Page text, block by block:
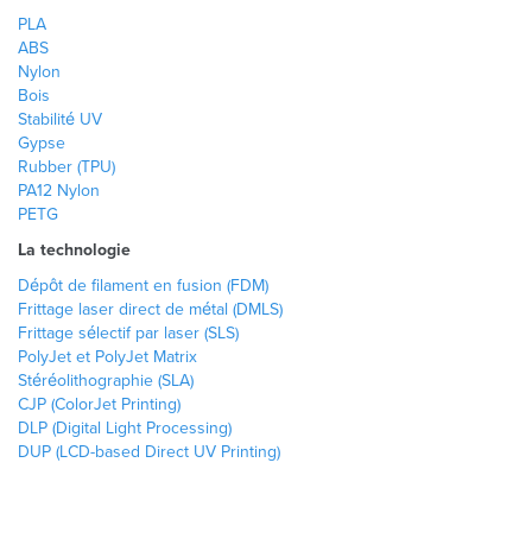
PLA
ABS
Nylon
Bois
Stabilité UV
Gypse
Rubber (TPU)
PA12 Nylon
PETG
La technologie
Dépôt de filament en fusion (FDM)
Frittage laser direct de métal (DMLS)
Frittage sélectif par laser (SLS)
PolyJet et PolyJet Matrix
Stéréolithographie (SLA)
CJP (ColorJet Printing)
DLP (Digital Light Processing)
DUP (LCD-based Direct UV Printing)